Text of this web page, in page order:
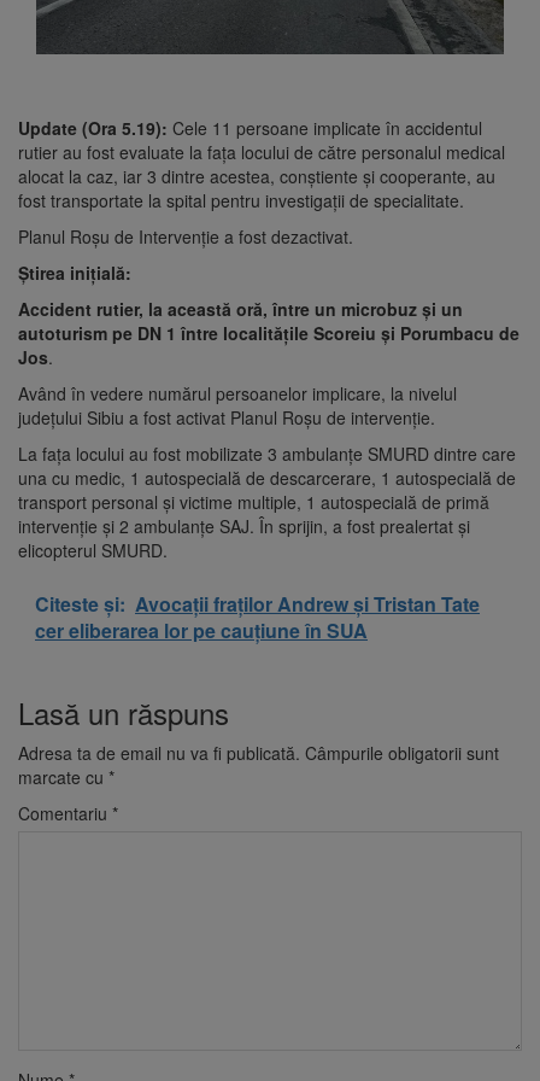
Update (Ora 5.19): Cele 11 persoane implicate în accidentul
rutier au fost evaluate la fața locului de către personalul medical
alocat la caz, iar 3 dintre acestea, conștiente și cooperante, au
fost transportate la spital pentru investigații de specialitate.
Planul Roșu de Intervenție a fost dezactivat.
Știrea inițială:
Accident rutier, la această oră, între un microbuz și un
autoturism pe DN 1 între localitățile Scoreiu și Porumbacu de
Jos.
Având în vedere numărul persoanelor implicare, la nivelul
județului Sibiu a fost activat Planul Roșu de intervenție.
La fața locului au fost mobilizate 3 ambulanțe SMURD dintre care
una cu medic, 1 autospecială de descarcerare, 1 autospecială de
transport personal și victime multiple, 1 autospecială de primă
intervenție și 2 ambulanțe SAJ. În sprijin, a fost prealertat și
elicopterul SMURD.
Citeste și: Avocații fraților Andrew și Tristan Tate
cer eliberarea lor pe cauțiune în SUA
Lasă un răspuns
Adresa ta de email nu va fi publicată. Câmpurile obligatorii sunt
marcate cu *
Comentariu *